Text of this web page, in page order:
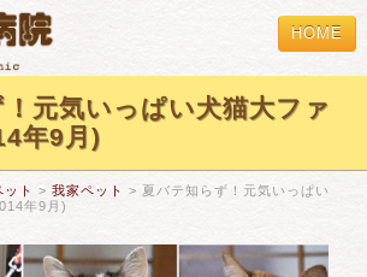
HOME
元気いっぱい犬猫大ファ
年9月)
ト >我家ペット > 夏バテ知らず！元気いっぱい
年9月)